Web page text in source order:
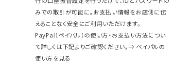
みでの取引が可能に。お支払い情報をお店側に伝
えることなく安全にご利用いただけます。
PayPal（ペイパル）の使い方・お支払い方法につい
て詳しくは下記よりご確認ください。⇒ ペイパルの
使い方を見る